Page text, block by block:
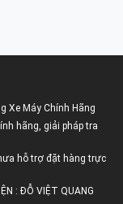
Xe Máy Chính Hãng
hãng, giải pháp tra
hỗ trợ đặt hàng trực
: ĐỖ VIỆT QUANG